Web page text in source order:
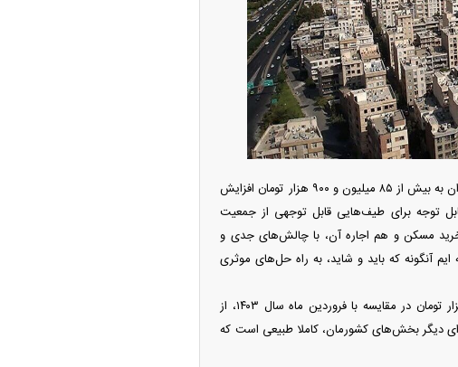
بر اساس جدیدترین آمار‌های بانک مرکزی، میانگین قیمت هر متر مربع مسکن در تهران به بیش از ۸۵ میلیون و ۹۰۰ هزار تومان افزایش
توجه برای طیف‌هایی قابل توجهی از جمعیت
مسکن و هم اجاره آن، با چالش‌های جدی و
آنگونه که باید و شاید، به راه حل‌های موثری
به گزارش الف؛ میانگین قیمت هر مترمربع مسکن در تهران یعنی عدد ۸۵ میلیون و ۹۱۰ هزار تومان در مقایسه با فروردین ماه سال ۱۴۰۳، از
برای دیگر بخش‌های کشورمان، کاملا طبیعی است که